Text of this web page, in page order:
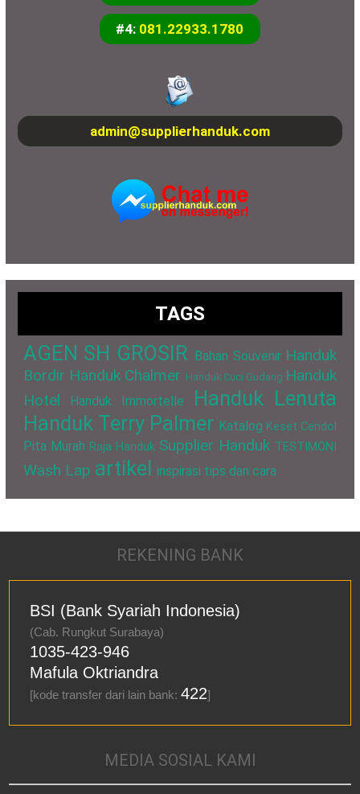
#4: 081.22933.1780
admin@supplierhanduk.com
TAGS
AGEN SH GROSIR Bahan Souvenir Handuk
Bordir Handuk Chalmer Handuk Cuci Gudang Handuk
Hotel
Handuk Immortelle
Handuk Lenuta
Handuk Terry Palmer Katalog Keset Cendol
Pita Murah Raja Handuk Supplier Handuk TESTIMONI
Wash Lap artikel inspirasi tips dan cara
REKENING BANK
BSI (Bank Syariah Indonesia)
(Cab. Rungkut Surabaya)
1035-423-946
Mafula Oktriandra
[kode transfer dari lain bank:422]
MEDIA SOSIAL KAMI